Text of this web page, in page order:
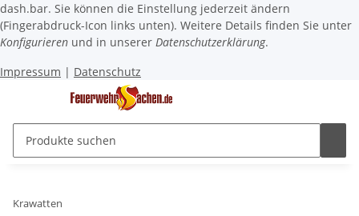
dash.bar. Sie können die Einstellung jederzeit ändern
(Fingerabdruck-Icon links unten). Weitere Details finden Sie unter
Konfigurieren und in unserer Datenschutzerklärung.
Impressum | Datenschutz
Krawatten